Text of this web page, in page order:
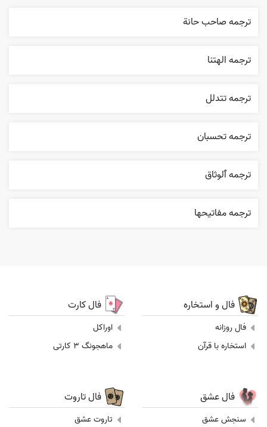
ترجمه صاحب حانة
ترجمه الهتنا
ترجمه تتدلل
ترجمه تحسبان
ترجمه ٱلوثاق
ترجمه مفاتيحها
فال و استخاره
فال روزانه
استخاره با قرآن
فال کارت
اوراکل
ماهجونگ 3 کارتی
فال عشق
سنجش عشق
فال تاروت
تاروت عشق